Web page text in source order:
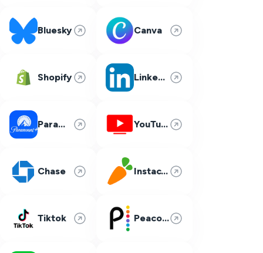
Bluesky Canva
Shopify LinkedIn
Paramount Plus YouTube TV
Chase Instacart
Tiktok Peacock